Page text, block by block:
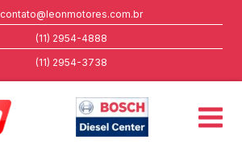
contato@leonmotores.com.br
(11) 2954-4888
(11) 2954-3738